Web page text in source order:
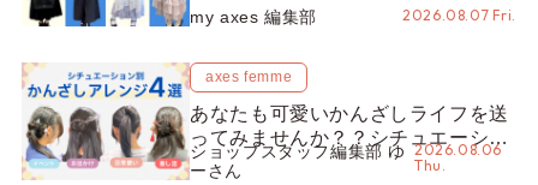
コーデ25選をシーン別に徹底解説！
my axes 編集部 2026.08.07 Fri.
axes femme
あなたも可愛いかんざしライフを送
ってみませんか？？シチュエーショ
ン別“かんざし”のオススメ【ショッ
ショップスタッフ編集部 ゆ
ーさん
2026.08.06
Thu.